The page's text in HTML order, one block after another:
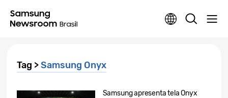
Tag >Samsung Onyx
Samsung apresenta tela Onyx